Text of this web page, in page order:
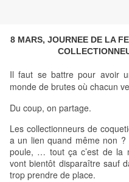
8 MARS, JOURNEE DE LA
Il faut se battre pour avoir
monde de brutes où chacun
Du coup, on partage.
Les collectionneurs de
a un lien quand même non
poule, … tout ça c’est de la
vont bientôt disparaître sauf
trop prendre de place.